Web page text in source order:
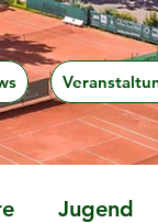
Jugend